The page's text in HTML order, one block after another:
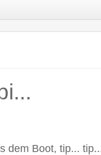
Boot, tip...